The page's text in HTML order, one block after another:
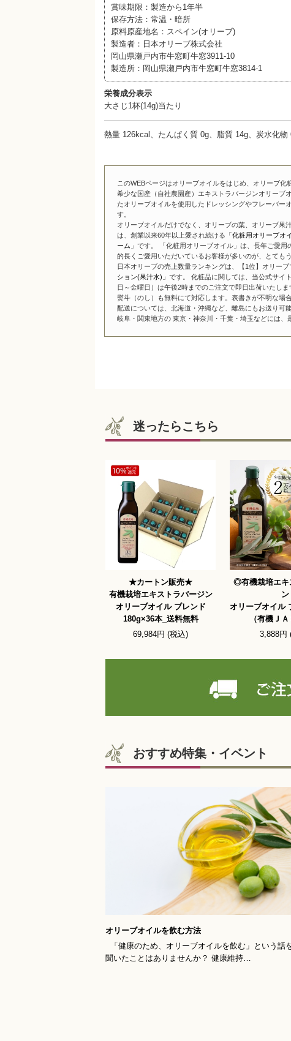
賞味期限：製造から1年半
保存方法：常温・暗所
原料原産地名：スペイン(オリーブ)
製造者：日本オリーブ株式会社
岡山県瀬戸内市牛窓町牛窓3911-10
製造所：岡山県瀬戸内市牛窓町牛窓3814-1
栄養成分表示
大さじ1杯(14g)当たり
熱量 126kcal、たんぱく質 0g、脂質 14g、炭水化物
このWEBページはオリーブオイルをはじめ、オリーブ化
希少な国産（自社農園産）エキストラバージンオリーブ
たオリーブオイルを使用したドレッシングやフレーバー
す。
オリーブオイルだけでなく、オリーブの葉、オリーブ果
は、創業以来60年以上愛され続ける「化粧用オリーブオ
ーム 」です。 「化粧用オリーブオイル」は、長年ご愛
的長くご愛用いただいているお客様が多いのが、とても
日本オリーブの売上数量ランキングは、【1位】オリーブ
ション(果汁水)」 です。 化粧品に関しては、当公式サイ
日～金曜日）は午後2時までのご注文で即日出荷いたし
熨斗（のし）も無料にて対応します。表書きが不明な場
配送については、北海道・沖縄など、離島にもお送り可
岐阜・関東地方の 東京・神奈川・千葉・埼玉などには
迷ったらこちら
★カートン販売★
有機栽培エキストラバージン
オリーブオイル ブレンド
180g×36本_送料無料
69,984円 (税込)
◎有機栽培エキ
ン
オリーブオイル
（有機ＪＡ
3,888円